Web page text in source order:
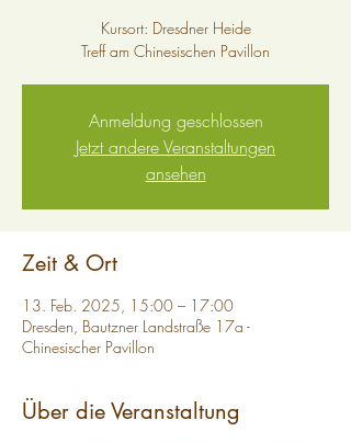
Kursort: Dresdner Heide
Treff am Chinesischen Pavillon
Anmeldung geschlossen
Jetzt andere Veranstaltungen
ansehen
Zeit & Ort
13. Feb. 2025, 15:00 – 17:00
Dresden, Bautzner Landstraße 17a -
Chinesischer Pavillon
Über die Veranstaltung